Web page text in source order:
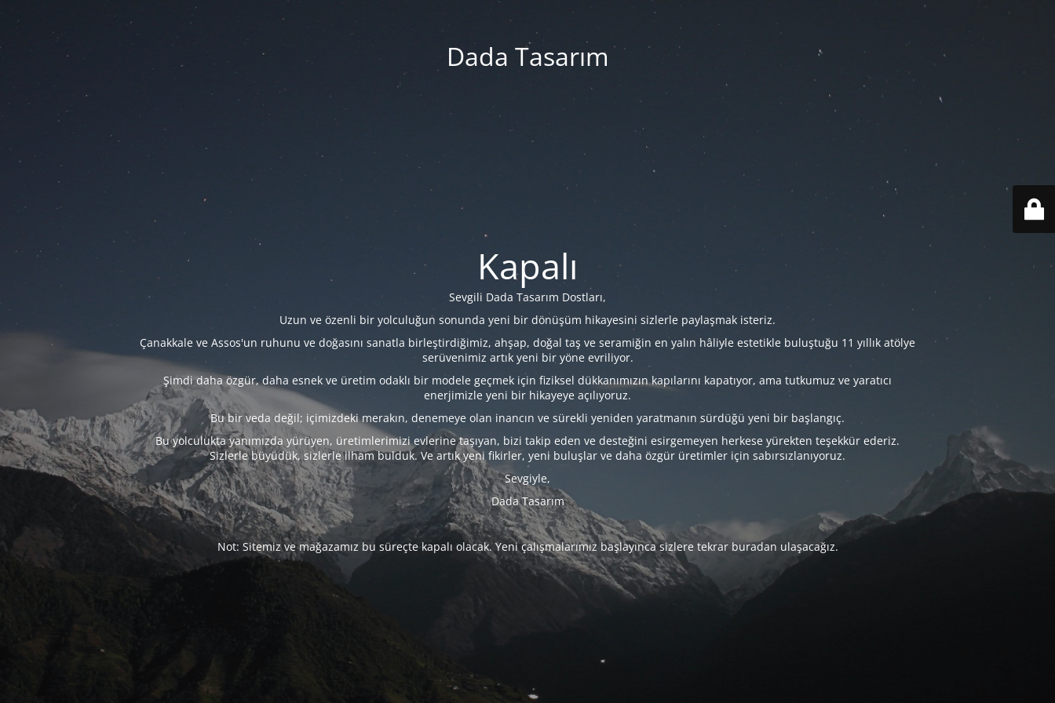
Dada Tasarım
Kapalı
Sevgili Dada Tasarım Dostları,
Uzun ve özenli bir yolculuğun sonunda yeni bir dönüşüm hikayesini sizlerle paylaşmak isteriz.
Çanakkale ve Assos'un ruhunu ve doğasını sanatla birleştirdiğimiz, ahşap, doğal taş ve seramiğin en yalın hâliyle estetikle buluştuğu 11 yıllık atölye
serüvenimiz artık yeni bir yöne evriliyor.
Şimdi daha özgür, daha esnek ve üretim odaklı bir modele geçmek için fiziksel dükkanımızın kapılarını kapatıyor, ama tutkumuz ve yaratıcı
enerjimizle yeni bir hikayeye açılıyoruz.
Bu bir veda değil; içimizdeki merakın, denemeye olan inancın ve sürekli yeniden yaratmanın sürdüğü yeni bir başlangıç.
Bu yolculukta yanımızda yürüyen, üretimlerimizi evlerine taşıyan, bizi takip eden ve desteğini esirgemeyen herkese yürekten teşekkür ederiz.
Sizlerle büyüdük, sizlerle ilham bulduk. Ve artık yeni fikirler, yeni buluşlar ve daha özgür üretimler için sabırsızlanıyoruz.
Sevgiyle,
Dada Tasarım
Not: Sitemiz ve mağazamız bu süreçte kapalı olacak. Yeni çalışmalarımız başlayınca sizlere tekrar buradan ulaşacağız.